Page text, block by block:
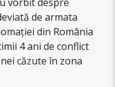
de armata
din România
4 ani de conflict
căzute în zona